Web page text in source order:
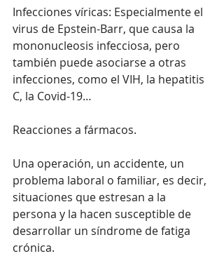
Infecciones víricas: Especialmente el
virus de Epstein-Barr, que causa la
mononucleosis infecciosa, pero
también puede asociarse a otras
infecciones, como el VIH, la hepatitis
C, la Covid-19…
Reacciones a fármacos.
Una operación, un accidente, un
problema laboral o familiar, es decir,
situaciones que estresan a la
persona y la hacen susceptible de
desarrollar un síndrome de fatiga
crónica.